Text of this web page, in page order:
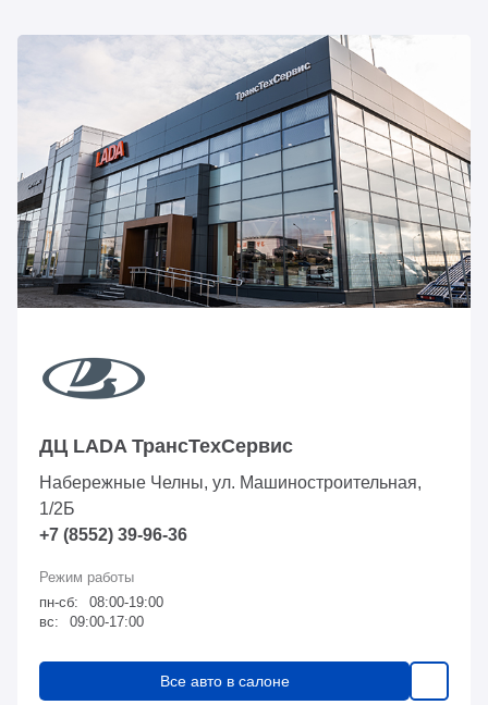
ДЦ LADA ТрансТехСервис
Набережные Челны, ул. Машиностроительная,
1/2Б
+7 (8552) 39-96-36
пн-сб:
08:00-19:00
вс:
09:00-17:00
Все авто в салоне